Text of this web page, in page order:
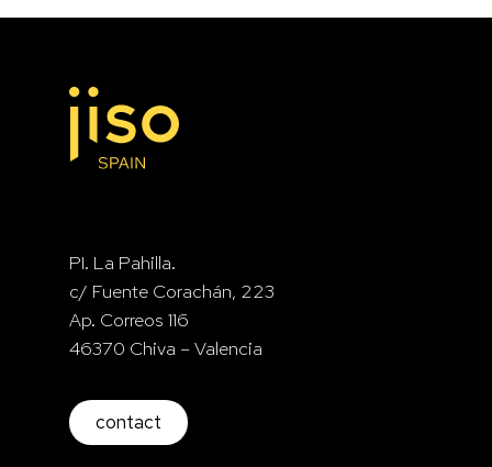
PI. La Pahilla.
c/ Fuente Corachán, 223
Ap. Correos 116
46370 Chiva – Valencia
contact